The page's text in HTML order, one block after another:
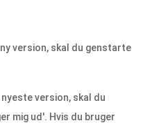
version, skal du genstarte
version, skal du
mig ud'. Hvis du bruger